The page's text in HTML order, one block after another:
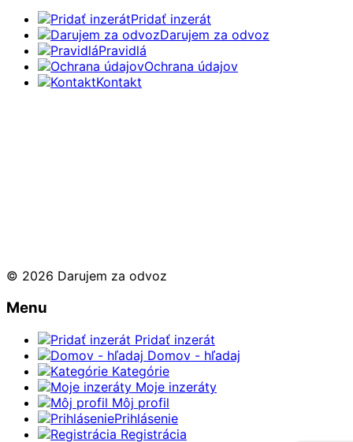
Pridať inzerát
Darujem za odvoz
Pravidlá
Ochrana údajov
Kontakt
© 2026 Darujem za odvoz
Menu
Pridať inzerát
Domov - hľadaj
Kategórie
Moje inzeráty
Môj profil
Prihlásenie
Registrácia